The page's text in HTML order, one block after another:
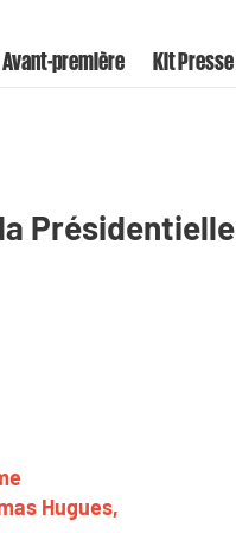
Avant-première Kit Presse
Présidentielle
Hugues,